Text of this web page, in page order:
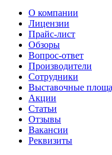
О компании
Лицензии
Прайс-лист
Обзоры
Вопрос-ответ
Производители
Сотрудники
Выставочные
Акции
Статьи
Отзывы
Вакансии
Реквизиты